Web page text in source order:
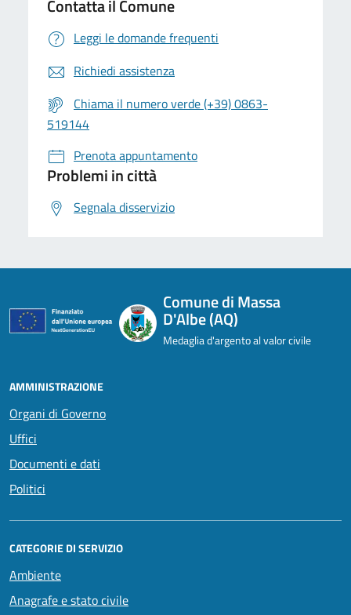
Contatta il Comune
Leggi le domande frequenti
Richiedi assistenza
Chiama il numero verde (+39) 0863-
519144
Prenota appuntamento
Problemi in città
Segnala disservizio
Comune di Massa
D'Albe (AQ)
Medaglia d'argento al valor civile
AMMINISTRAZIONE
Organi di Governo
Uffici
Documenti e dati
Politici
CATEGORIE DI SERVIZIO
Ambiente
Anagrafe e stato civile